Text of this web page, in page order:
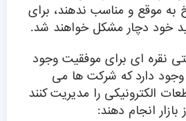
به موقع و مناسب ندهند، برای
خود دچار مشکل خواهند شد.
نقره ای برای موفقیت وجود
وجود دارد که شرکت ها می
الکترونیکی را مدیریت کنند
انجام دهند: